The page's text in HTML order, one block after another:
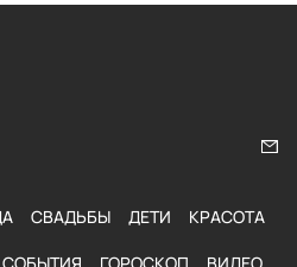
СВАДЬБЫ ДЕТИ КРАСОТА
СОБЫТИЯ ГОРОСКОП ВИДЕО